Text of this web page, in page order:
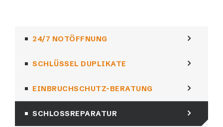
24/7 NOTÖFFNUNG
SCHLÜSSEL DUPLIKATE
EINBRUCHSCHUTZ-BERATUNG
SCHLOSSREPARATUR